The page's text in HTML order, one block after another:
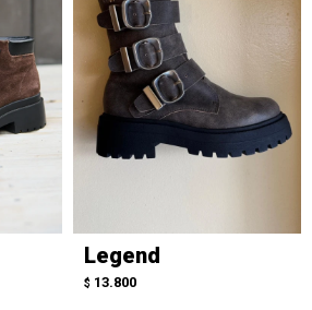
Legend
$ 13.800